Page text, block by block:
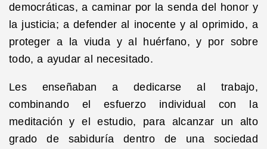
democráticas, a caminar por la senda del honor y
la justicia; a defender al inocente y al oprimido, a
proteger a la viuda y al huérfano, y por sobre
todo, a ayudar al necesitado.
Les enseñaban a dedicarse al trabajo,
combinando el esfuerzo individual con la
meditación y el estudio, para alcanzar un alto
grado de sabiduría dentro de una sociedad